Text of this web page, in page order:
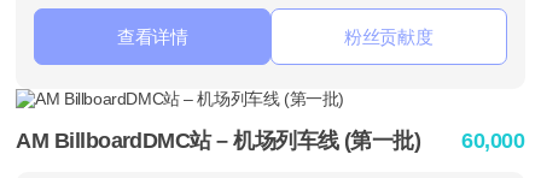
查看详情 粉丝贡献度
AM BillboardDMC站 – 机场列车线 (第一批) 60,000